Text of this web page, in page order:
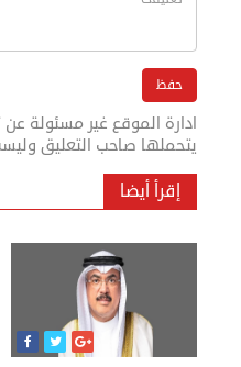
ادارة الموقع غير مسئولة
يتحملها صاحب التعليق
إقرأ أيضا